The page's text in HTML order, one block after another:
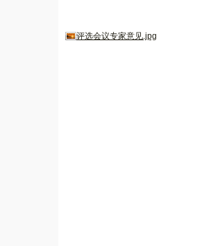
评选会议专家意见.jpg